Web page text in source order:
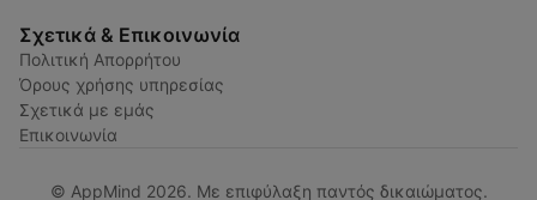
Σχετικά & Επικοινωνία
Πολιτική Απορρήτου
Όρους χρήσης υπηρεσίας
Σχετικά με εμάς
Επικοινωνία
© AppMind 2026. Με επιφύλαξη παντός δικαιώματος.